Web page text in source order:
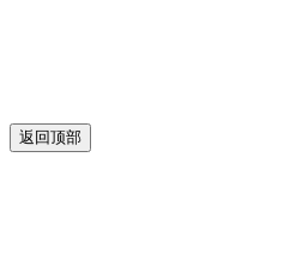
返回顶部